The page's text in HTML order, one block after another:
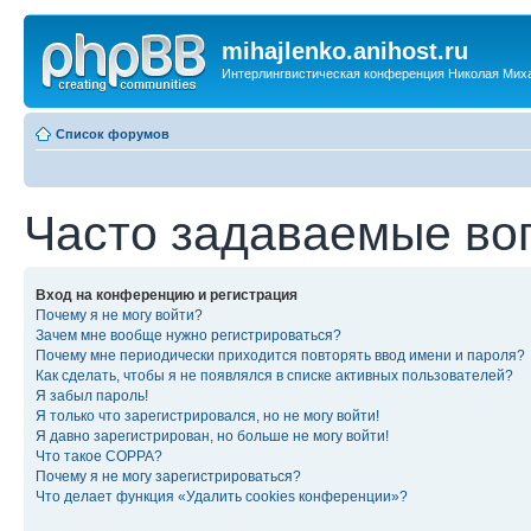
mihajlenko.anihost.ru
Интерлингвистическая конференция Николая
Список форумов
Часто задаваемые
Вход на конференцию и регистрация
Почему я не могу войти?
Зачем мне вообще нужно регистрироваться?
Почему мне периодически приходится повторять ввод имени и пароля?
Как сделать, чтобы я не появлялся в списке активных пользователей?
Я забыл пароль!
Я только что зарегистрировался, но не могу войти!
Я давно зарегистрирован, но больше не могу войти!
Что такое COPPA?
Почему я не могу зарегистрироваться?
Что делает функция «Удалить cookies конференции»?